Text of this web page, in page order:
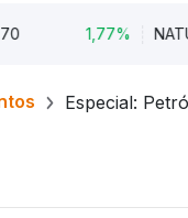
1,77% NATU3
Especial: